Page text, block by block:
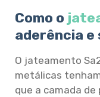
Como o
aderência e
O jateamento
metálicas
que a camada